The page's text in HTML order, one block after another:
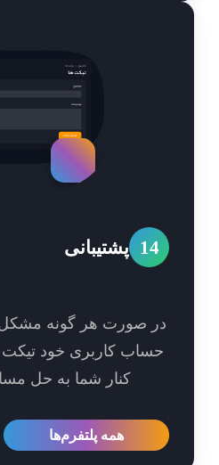
پشتیبانی
صورت هر گونه مشکل یا سوال
کاربری خود تیکت ارسال
کنار شما به حل مسائل کمک
همه پلتفرم‌ها